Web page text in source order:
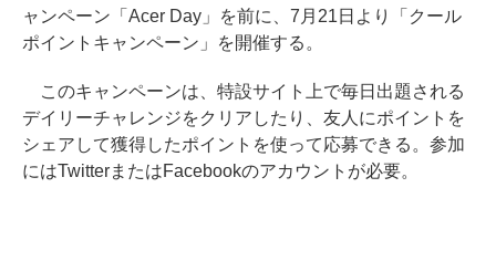
ャンペーン「Acer Day」を前に、7月21日より「クール
ポイントキャンペーン」を開催する。
このキャンペーンは、特設サイト上で毎日出題される
デイリーチャレンジをクリアしたり、友人にポイントを
シェアして獲得したポイントを使って応募できる。参加
にはTwitterまたはFacebookのアカウントが必要。